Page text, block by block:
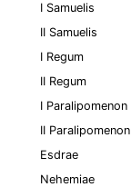
I Samuelis
II Samuelis
I Regum
II Regum
I Paralipomenon
II Paralipomenon
Esdrae
Nehemiae